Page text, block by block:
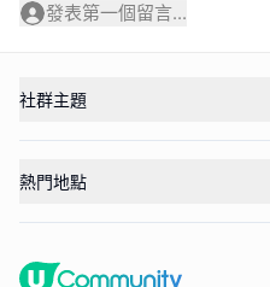
發表第一個留言...
社群主題
熱門地點